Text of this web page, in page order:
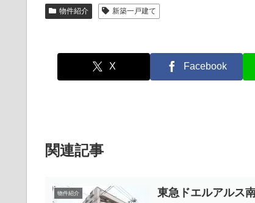
物件紹介 新築一戸建て
X Facebook
関連記事
物件紹介 東急ドエルアルス